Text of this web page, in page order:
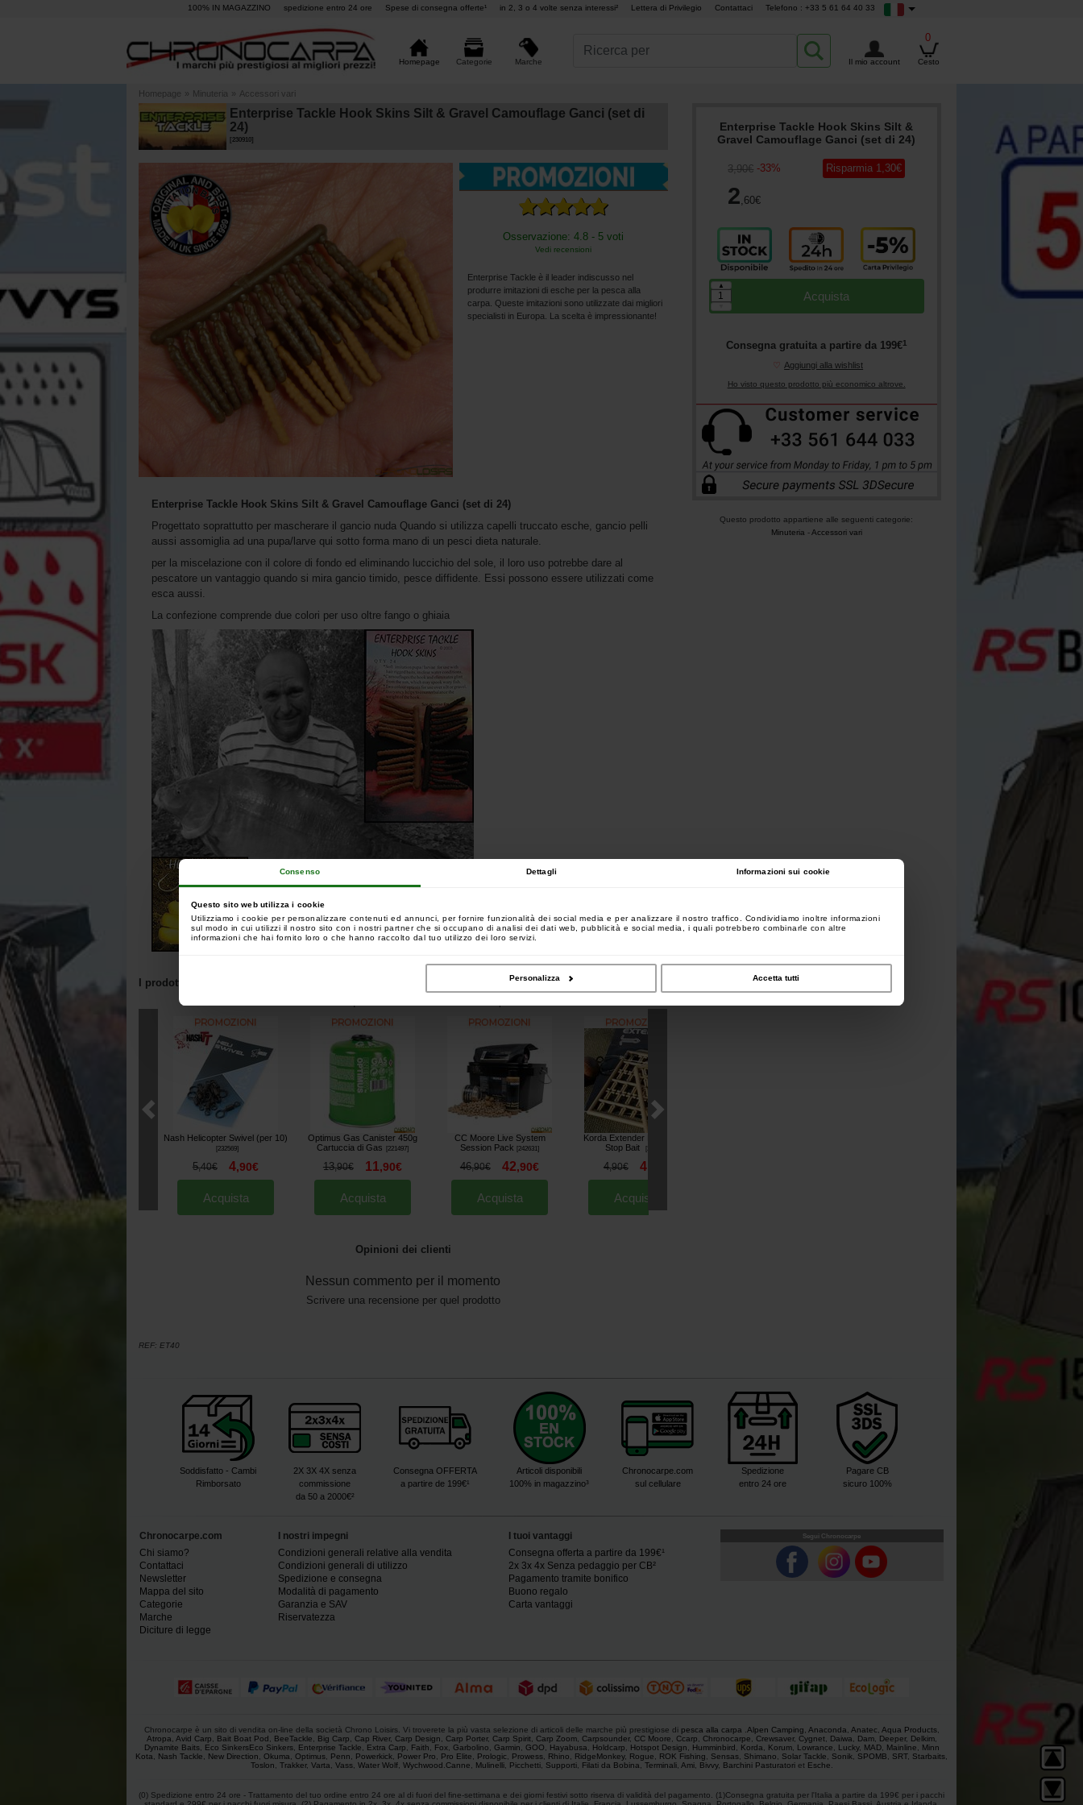
Consenso Dettagli Informazioni sui cookie
Questo sito web utilizza i cookie
Utilizziamo i cookie per personalizzare contenuti ed annunci, per fornire funzionalità dei social media e per analizzare il nostro traffico. Condividiamo inoltre informazioni
sul modo in cui utilizzi il nostro sito con i nostri partner che si occupano di analisi dei dati web, pubblicità e social media, i quali potrebbero combinarle con altre
informazioni che hai fornito loro o che hanno raccolto dal tuo utilizzo dei loro servizi.
Personalizza Accetta tutti
100% IN MAGAZZINO spedizione entro 24 ore Spese di consegna offerte¹ in 2, 3 o 4 volte senza interessi² Lettera di Privilegio Contattaci Telefono : +33 5 61 64 40 33
Homepage Categorie Marche Il mio account
0
Cesto
Homepage » Minuteria » Accessori vari
Enterprise Tackle Hook Skins Silt & Gravel Camouflage Ganci (set di
24)
230910]
Osservazione: 4.8 - 5 voti
Vedi recensioni
Enterprise Tackle è il leader indiscusso nel
produrre imitazioni di esche per la pesca alla
carpa. Queste imitazioni sono utilizzate dai migliori
specialisti in Europa. La scelta è impressionante!
Enterprise Tackle Hook Skins Silt &
Gravel Camouflage Ganci (set di 24)
3,90€ -33%
2,60€
Risparmia 1,30€
Acquista
▲
Consegna gratuita a partire da 199€1
Aggiungi alla wishlist
Ho visto questo prodotto più economico altrove.
Questo prodotto appartiene alle seguenti categorie:
Minuteria -Accessori vari
Enterprise Tackle Hook Skins Silt & Gravel Camouflage Ganci (set di 24)
Progettato soprattutto per mascherare il gancio nuda Quando si utilizza capelli truccato esche, gancio pelli
aussi assomiglia ad una pupa/larve qui sotto forma mano di un pesci dieta naturale.
per la miscelazione con il colore di fondo ed eliminando luccichio del sole, il loro uso potrebbe dare al
pescatore un vantaggio quando si mira gancio timido, pesce diffidente. Essi possono essere utilizzati come
esca aussi.
La confezione comprende due colori per uso oltre fango o ghiaia
I prodotti correlati a questo articolo:
Nash Helicopter Swivel (per 10)
232569]
5,40€ 4,90€
Acquista
Optimus Gas Canister 450g
Cartuccia di Gas
221497]
13,90€ 11,90€
Acquista
CC Moore Live System
Session Pack
[242631]
46,90€ 42,90€
Acquista
Korda Extender Long Clear
Stop Bait
230493
4,90€ 4
Acquista
Opinioni dei clienti
Nessun commento per il momento
Scrivere una recensione per quel prodotto
REF: ET40
Soddisfatto - Cambi
Rimborsato
2X 3X 4X senza
commissione
da 50 a 2000€²
Consegna OFFERTA
a partire de 199€¹
Articoli disponibili
100% in magazzino³
Chronocarpe.com
sul cellulare
Spedizione
entro 24 ore
Pagare CB
sicuro 100%
Chronocarpe.com
Chi siamo?
Contattaci
Newsletter
Mappa del sito
Categorie
Marche
Diciture di legge
I nostri impegni
Condizioni generali relative alla vendita
Condizioni generali di utilizzo
Spedizione e consegna
Modalità di pagamento
Garanzia e SAV
Riservatezza
I tuoi vantaggi
Consegna offerta a partire da 199€¹
2x 3x 4x Senza pedaggio per CB²
Pagamento tramite bonifico
Buono regalo
Carta vantaggi
Segui Chronocarpe
Chronocarpe è un sito di vendita on-line della società Chrono Loisirs. Vi troverete la più vasta selezione di articoli delle marche più prestigiose di pesca alla carpa Alpen Camping Anaconda Anatec Aqua Products,
Atropa Avid Carp Bait Boat Pod BeeTackle Big Carp Cap River, Carp Design Carp Porter, Carp Spirit, Carp Zoom, Carpsounder, CC Moore Ccarp Chronocarpe Crewsaver, Cygnet, Daiwa Dam, Deeper, Delkim,
Dynamite Baits, Eco SinkersEco Sinkers, Enterprise Tackle Extra Carp Faith Fox, Garbolino Garmin GOO Hayabusa Holdcarp Hotspot Design Humminbird Korda Korum, Lowrance Lucky, MAD, Mainline
Minn
Kota
Nash Tackle New Direction Okuma Optimus Penn Powerkick Power Pro Pro Elite Prologic Prowess Rhino RidgeMonkey, Rogue ROK Fishing Sensas Shimano Solar Tackle Sonik SPOMB SRT, Starbaits
Toslon
Trakker, Varta Vass, Water Wolf, Wychwood Canne Mulinelli, Picchetti, Supporti, Filati da Bobina Terminali, Ami, Bivvy, Barchini Pasturatoriet Esche
(0) Spedizione entro 24 ore - Trattamento del tuo ordine entro 24 ore al di fuori del fine-settimana e dei giorni festivi sotto riserva di validità del pagamento. (1)Consegna gratuita per l'Italia a partire da 199€ per i pacchi